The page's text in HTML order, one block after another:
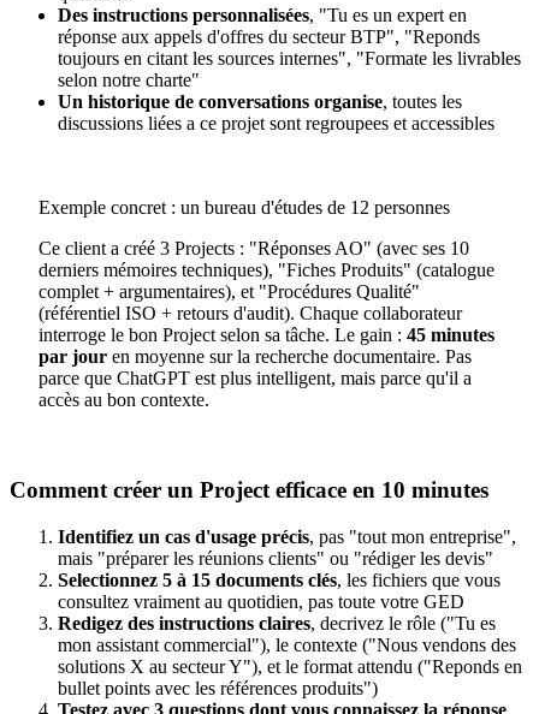
Des instructions personnalisées, "Tu es un expert en
réponse aux appels d'offres du secteur BTP", "Reponds
toujours en citant les sources internes", "Formate les livrables
selon notre charte"
Un historique de conversations organise, toutes les
discussions liées a ce projet sont regroupees et accessibles
Exemple concret : un bureau d'études de 12 personnes
Ce client a créé 3 Projects : "Réponses AO" (avec ses 10
derniers mémoires techniques), "Fiches Produits" (catalogue
complet + argumentaires), et "Procédures Qualité"
(référentiel ISO + retours d'audit). Chaque collaborateur
interroge le bon Project selon sa tâche. Le gain : 45 minutes
par jour en moyenne sur la recherche documentaire. Pas
parce que ChatGPT est plus intelligent, mais parce qu'il a
accès au bon contexte.
Comment créer un Project efficace en 10 minutes
Identifiez un cas d'usage précis, pas "tout mon entreprise",
mais "préparer les réunions clients" ou "rédiger les devis"
Selectionnez 5 à 15 documents clés, les fichiers que vous
consultez vraiment au quotidien, pas toute votre GED
Redigez des instructions claires, decrivez le rôle ("Tu es
mon assistant commercial"), le contexte ("Nous vendons des
solutions X au secteur Y"), et le format attendu ("Reponds en
bullet points avec les références produits")
Testez avec 3 questions dont vous connaissez la réponse